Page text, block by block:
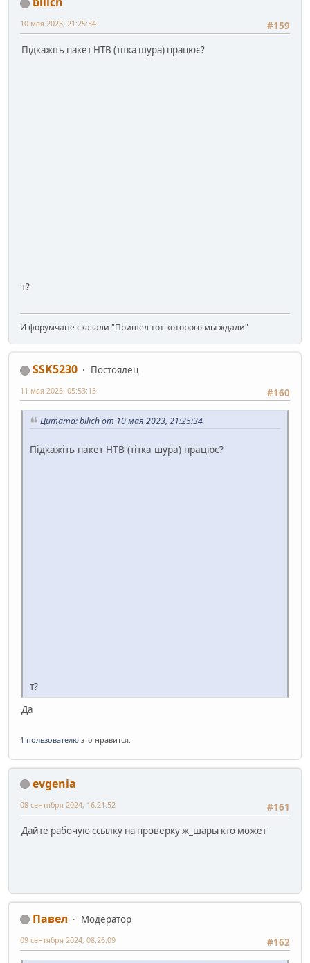
#159
10 мая 2023, 21:25:34
Підкажіть пакет НТВ (тітка шура) працює?
т?
И форумчане сказали "Пришел тот которого мы ждали"
SSK5230
Постоялец
#160
11 мая 2023, 05:53:13
Цитата: bilich от 10 мая 2023, 21:25:34
Підкажіть пакет НТВ (тітка шура) працює?
т?
Да
1 пользователю это нравится.
evgenia
#161
08 сентября 2024, 16:21:52
Дайте рабочую ссылку на проверку ж_шары кто может
Павел
Модератор
#162
09 сентября 2024, 08:26:09